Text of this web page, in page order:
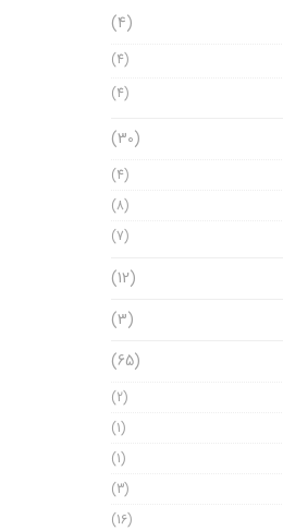
(4)
(4)
(4)
(30)
(4)
(8)
(7)
(12)
(3)
(65)
(2)
(1)
(1)
(3)
(16)